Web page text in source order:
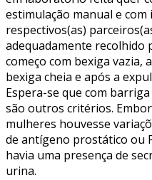
estimulação manual e com
respectivos(as)
adequadamente recolhido
começo com bexiga vazia,
bexiga cheia e após a
Espera-se que com
são outros critérios.
mulheres houvesse
de antígeno prostático ou
havia uma presença de
urina.